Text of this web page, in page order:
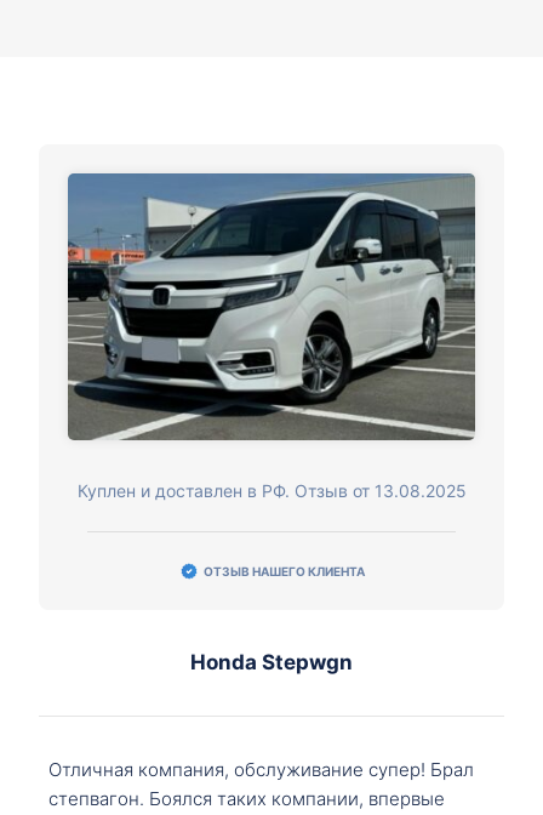
Куплен и доставлен в РФ. Отзыв от 13.08.2025
ОТЗЫВ НАШЕГО КЛИЕНТА
Honda Stepwgn
Отличная компания, обслуживание супер! Брал
степвагон. Боялся таких компании, впервые